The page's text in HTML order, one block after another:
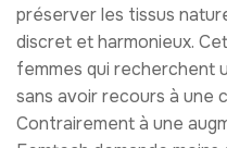
préserver les tissus
discret et harmonieux.
femmes qui recherchent
sans avoir recours à une
Contrairement à une